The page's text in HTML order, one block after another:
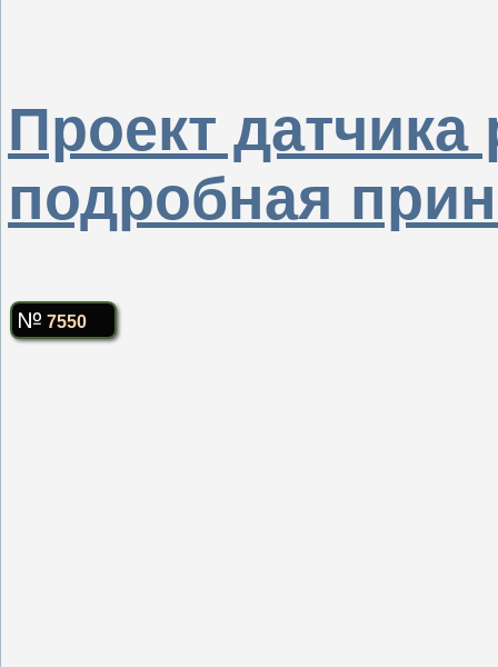
Проект
подробная
7550